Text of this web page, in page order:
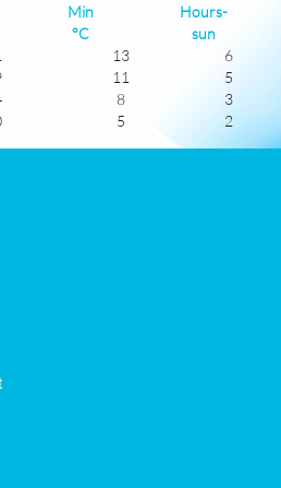
Min
°C
Hours-
sun
13
6
11
5
8
3
5
2